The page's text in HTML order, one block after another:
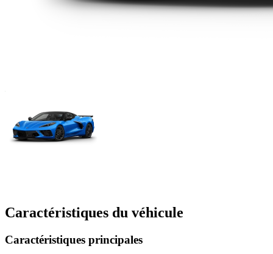
Caractéristiques du véhicule
Caractéristiques principales